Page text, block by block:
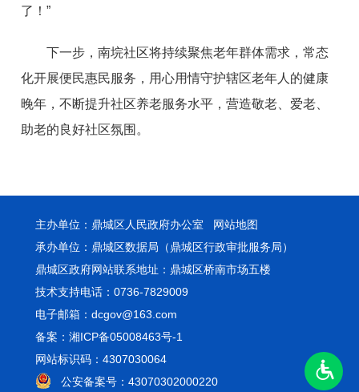
了！”
下一步，南垸社区将持续聚焦老年群体需求，常态
化开展便民惠民服务，用心用情守护辖区老年人的健康
晚年，不断提升社区养老服务水平，营造敬老、爱老、
助老的良好社区氛围。
主办单位：鼎城区人民政府办公室 网站地图
承办单位：鼎城区数据局（鼎城区行政审批服务局）
鼎城区政府网站联系地址：鼎城区桥南市场五楼
技术支持电话：0736-7829009
电子邮箱：dcgov@163.com
备案：湘ICP备05008463号-1
网站标识码：4307030064
公安备案号：43070302000220